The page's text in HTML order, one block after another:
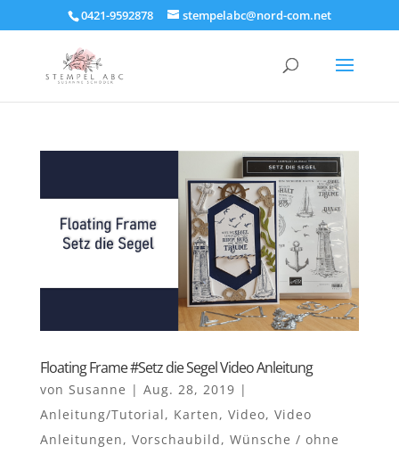
0421-9592878 stempelabc@nord-com.net
Floating Frame #Setz die Segel Video Anleitung
von Susanne | Aug. 28, 2019 |
Anleitung/Tutorial, Karten, Video, Video
Anleitungen, Vorschaubild, Wünsche / ohne